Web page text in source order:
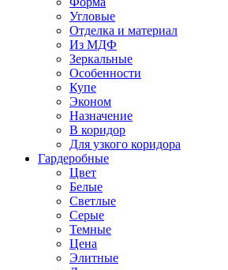
Угловые
Отделка и материал
Из МДФ
Зеркальные
Особенности
Купе
Эконом
Назначение
В коридор
Для узкого коридора
Гардеробные
Цвет
Белые
Светлые
Серые
Темные
Цена
Элитные